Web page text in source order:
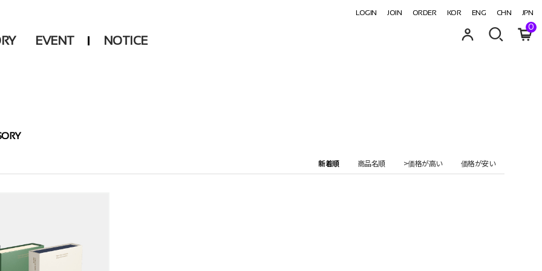
LOGIN JOIN ORDER KOR ENG CHN JPN
EVENT NOTICE
0
新着順 商品名順 >価格が高い 価格が安い